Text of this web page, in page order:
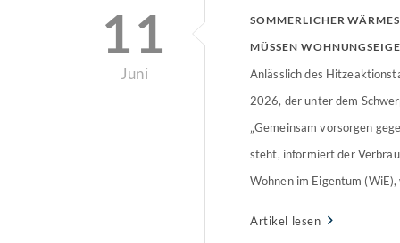
11
Juni
SOMMERLICHER
MÜSSEN
BEACHTEN
Anlässlich des
2026, der unter dem
„Gemeinsam vorsorgen
steht, informiert der
Wohnen im Eigentum (WiE),
Artikel lesen